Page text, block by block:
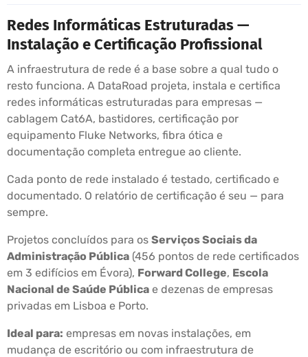
Redes Informáticas Estruturadas —
Instalação e Certificação Profissional
A infraestrutura de rede é a base sobre a qual tudo o
resto funciona. A DataRoad projeta, instala e certifica
redes informáticas estruturadas para empresas —
cablagem Cat6A, bastidores, certificação por
equipamento Fluke Networks, fibra ótica e
documentação completa entregue ao cliente.
Cada ponto de rede instalado é testado, certificado e
documentado. O relatório de certificação é seu — para
sempre.
Projetos concluídos para os Serviços Sociais da
Administração Pública (456 pontos de rede certificados
em 3 edifícios em Évora), Forward College, Escola
Nacional de Saúde Pública e dezenas de empresas
privadas em Lisboa e Porto.
Ideal para: empresas em novas instalações, em
mudança de escritório ou com infraestrutura de